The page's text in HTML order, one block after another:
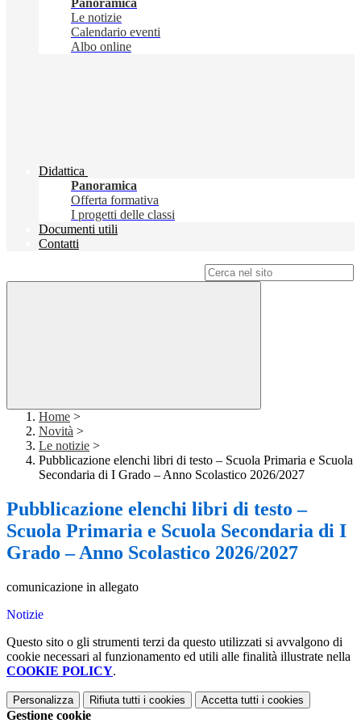
Panoramica
Le notizie
Calendario eventi
Albo online
Didattica
Panoramica
Offerta formativa
I progetti delle classi
Documenti utili
Contatti
Home >
Novità >
Le notizie >
Pubblicazione elenchi libri di testo – Scuola Primaria e Scuola
Secondaria di I Grado – Anno Scolastico 2026/2027
Pubblicazione elenchi libri di testo –
Scuola Primaria e Scuola Secondaria di I
Grado – Anno Scolastico 2026/2027
comunicazione in allegato
Notizie
Questo sito o gli strumenti terzi da questo utilizzati si avvalgono di
cookie necessari al funzionamento ed utili alle finalità illustrate nella
COOKIE POLICY.
Personalizza Rifiuta tutti i cookies Accetta tutti i cookies
Gestione cookie